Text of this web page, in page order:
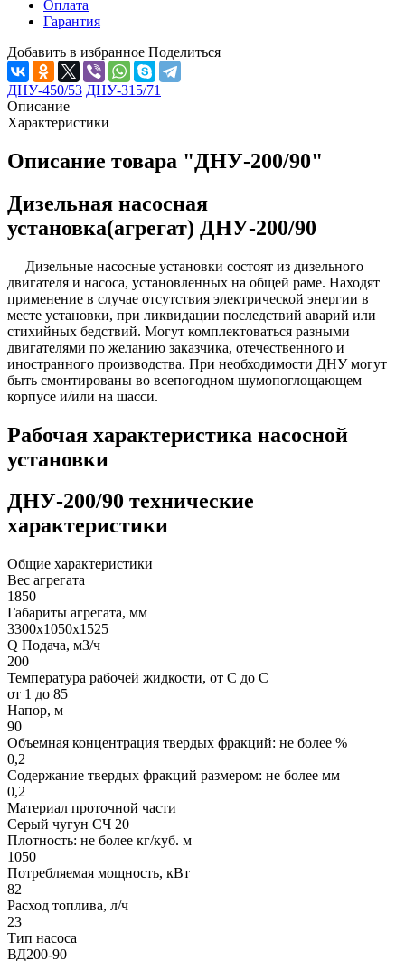
Оплата
Гарантия
Добавить в избранное Поделиться
ДНУ-450/53 ДНУ-315/71
Описание
Характеристики
Описание товара "ДНУ-200/90"
Дизельная насосная
установка(агрегат) ДНУ-200/90
Дизельные насосные установки состоят из дизельного
двигателя и насоса, установленных на общей раме. Находят
применение в случае отсутствия электрической энергии в
месте установки, при ликвидации последствий аварий или
стихийных бедствий. Могут комплектоваться разными
двигателями по желанию заказчика, отечественного и
иностранного производства. При необходимости ДНУ могут
быть смонтированы во всепогодном шумопоглощающем
корпусе и/или на шасси.
Рабочая характеристика насосной
установки
ДНУ-200/90 технические
характеристики
Общие характеристики
Вес агрегата
1850
Габариты агрегата, мм
3300х1050х1525
Q Подача, м3/ч
200
Температура рабочей жидкости, от С до С
от 1 до 85
Напор, м
90
Объемная концентрация твердых фракций: не более %
0,2
Содержание твердых фракций размером: не более мм
0,2
Материал проточной части
Серый чугун СЧ 20
Плотность: не более кг/куб. м
1050
Потребляемая мощность, кВт
82
Расход топлива, л/ч
23
Тип насоса
ВД200-90